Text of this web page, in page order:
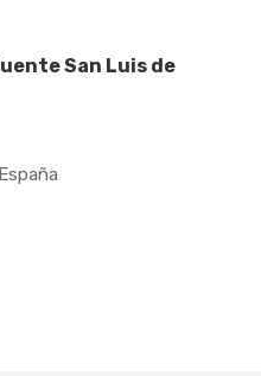
San Luis de